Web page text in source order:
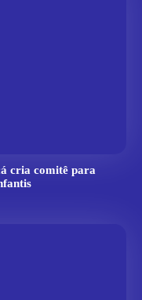
cria comitê para